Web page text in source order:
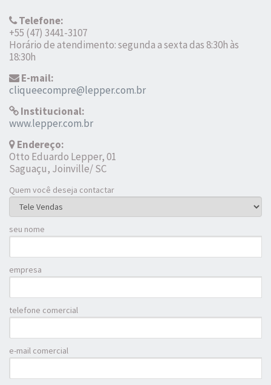
Telefone:
+55 (47) 3441-3107
Horário de atendimento: segunda a sexta das 8:30h às
18:30h
E-mail:
cliqueecompre@lepper.com.br
Institucional:
www.lepper.com.br
Endereço:
Otto Eduardo Lepper, 01
Saguaçu, Joinville/ SC
Quem você deseja contactar
seu nome
empresa
telefone comercial
e-mail comercial